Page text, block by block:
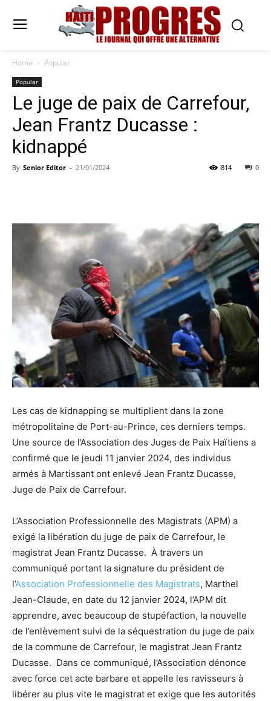
Home Popular
Popular
Le juge de paix de Carrefour,
Jean Frantz Ducasse :
kidnappé
By Senior Editor - 21/01/2024 0
814
Les cas de kidnapping se multiplient dans la zone
métropolitaine de Port-au-Prince, ces derniers temps.
Une source de l’Association des Juges de Paix Haïtiens a
confirmé que le jeudi 11 janvier 2024, des individus
armés à Martissant ont enlevé Jean Frantz Ducasse,
Juge de Paix de Carrefour.
L’Association Professionnelle des Magistrats (APM) a
exigé la libération du juge de paix de Carrefour, le
magistrat Jean Frantz Ducasse. À travers un
communiqué portant la signature du président de
l’Association Professionnelle des Magistrats, Marthel
Jean-Claude, en date du 12 janvier 2024, l’APM dit
apprendre, avec beaucoup de stupéfaction, la nouvelle
de l’enlèvement suivi de la séquestration du juge de paix
de la commune de Carrefour, le magistrat Jean Frantz
Ducasse. Dans ce communiqué, l’Association dénonce
avec force cet acte barbare et appelle les ravisseurs à
libérer au plus vite le magistrat et exige que les autorités